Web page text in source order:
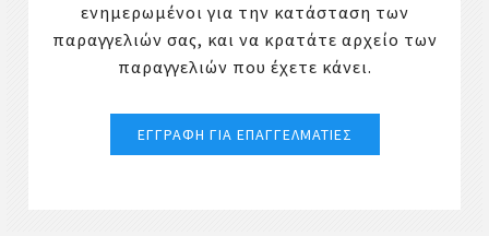
ενημερωμένοι για την κατάσταση των
παραγγελιών σας, και να κρατάτε αρχείο των
παραγγελιών που έχετε κάνει.